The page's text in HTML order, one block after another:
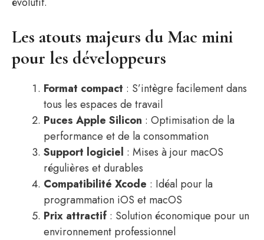
Les atouts majeurs du Mac mini
pour les développeurs
Format compact : S’intègre facilement dans
tous les espaces de travail
Puces Apple Silicon : Optimisation de la
performance et de la consommation
Support logiciel : Mises à jour macOS
régulières et durables
Compatibilité Xcode : Idéal pour la
programmation iOS et macOS
Prix attractif : Solution économique pour un
environnement professionnel